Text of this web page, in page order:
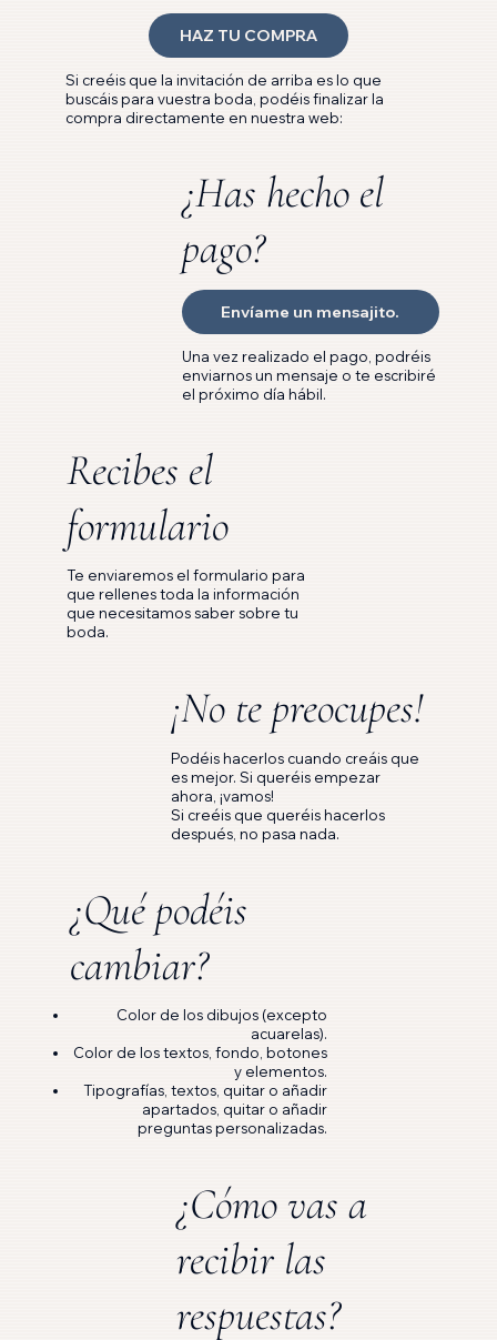
Si creéis que la invitación de arriba es lo que
buscáis para vuestra boda, podéis finalizar la
compra directamente en nuestra web:
HAZ TU COMPRA
¿Has hecho el
pago?
Una vez realizado el pago, podréis
enviarnos un mensaje o te escribiré
el próximo día hábil.
Envíame un mensajito.
Recibes el
formulario
Te enviaremos el formulario para
que rellenes toda la información
que necesitamos saber sobre tu
boda.
¡No te preocupes!
Podéis hacerlos cuando creáis que
es mejor. Si queréis empezar
ahora, ¡vamos!
Si creéis que queréis hacerlos
después, no pasa nada.
¿Qué podéis
cambiar?
Color de los dibujos (excepto
acuarelas).
Color de los textos, fondo, botones
y elementos.
Tipografías, textos, quitar o añadir
apartados, quitar o añadir
preguntas personalizadas.
¿Cómo vas a
recibir las
respuestas?